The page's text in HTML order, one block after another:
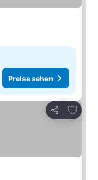
Preise sehen
Teilen
Zu